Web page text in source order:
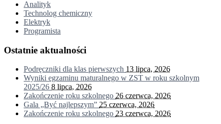
Analityk
Technolog chemiczny
Elektryk
Programista
Ostatnie aktualności
Podręczniki dla klas pierwszych 13 lipca, 2026
Wyniki egzaminu maturalnego w ZST w roku szkolnym
2025/26 8 lipca, 2026
Zakończenie roku szkolnego 26 czerwca, 2026
Gala „Być najlepszym” 25 czerwca, 2026
Zakończenie roku szkolnego 23 czerwca, 2026